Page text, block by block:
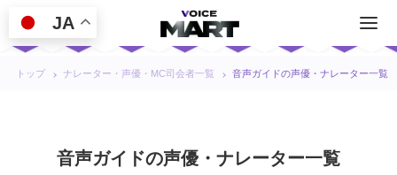
トップ ナレーター・声優・MC司会者一覧 音声ガイドの声優・ナレーター一覧
音声ガイドの声優・ナレーター一覧
JA